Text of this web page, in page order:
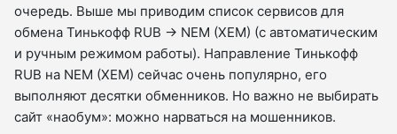
очередь. Выше мы приводим список сервисов для
обмена Тинькофф RUB → NEM (XEM) (с автоматическим
и ручным режимом работы). Направление Тинькофф
RUB на NEM (XEM) сейчас очень популярно, его
выполняют десятки обменников. Но важно не выбирать
сайт «наобум»: можно нарваться на мошенников.